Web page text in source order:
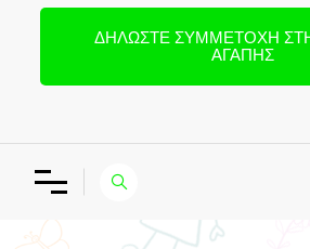
ΔΗΛΏΣΤΕ ΣΥΜΜΕΤΟΧΉ
ΑΓΆΠΗΣ